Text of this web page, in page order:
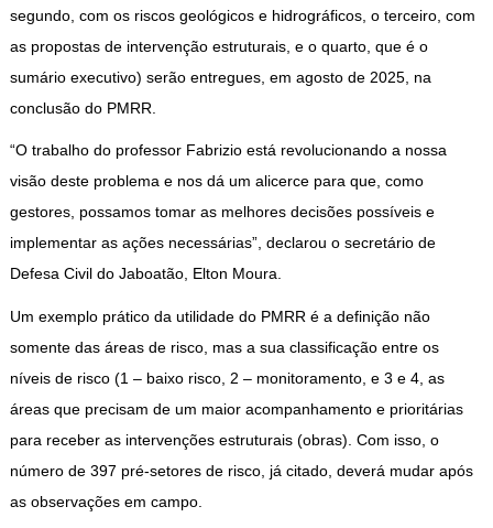
segundo, com os riscos geológicos e hidrográficos, o terceiro, com
as propostas de intervenção estruturais, e o quarto, que é o
sumário executivo) serão entregues, em agosto de 2025, na
conclusão do PMRR.
“O trabalho do professor Fabrizio está revolucionando a nossa
visão deste problema e nos dá um alicerce para que, como
gestores, possamos tomar as melhores decisões possíveis e
implementar as ações necessárias”, declarou o secretário de
Defesa Civil do Jaboatão, Elton Moura.
Um exemplo prático da utilidade do PMRR é a definição não
somente das áreas de risco, mas a sua classificação entre os
níveis de risco (1 – baixo risco, 2 – monitoramento, e 3 e 4, as
áreas que precisam de um maior acompanhamento e prioritárias
para receber as intervenções estruturais (obras). Com isso, o
número de 397 pré-setores de risco, já citado, deverá mudar após
as observações em campo.